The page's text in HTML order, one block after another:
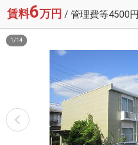
賃料6万円 / 管理費等4500円
1 /14